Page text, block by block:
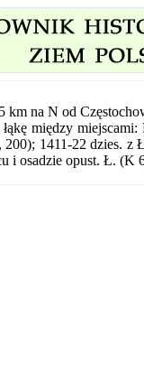
km na N od
łąkę między
1411-22 dzies. z
i osadzie opust. Ł. (K